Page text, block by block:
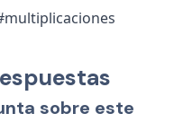
sobre este